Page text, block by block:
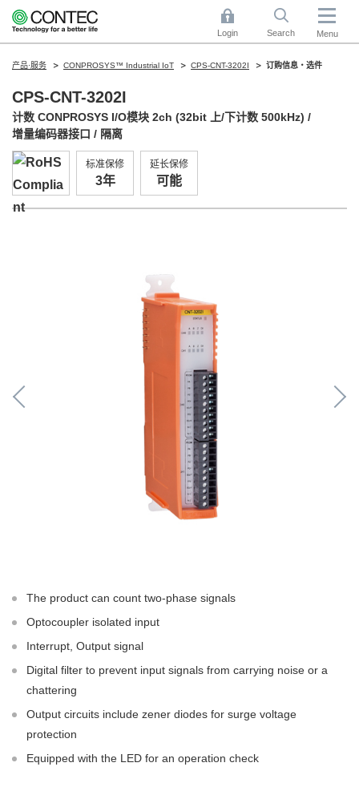
Login Search Menu
产品·服务 CONPROSYS™ Industrial IoT CPS-CNT-3202I 订购信息・选件
CPS-CNT-3202I
计数 CONPROSYS I/O模块 2ch (32bit 上/下计数 500kHz) /
增量编码器接口 / 隔离
标准保修
3年
延长保修
可能
The product can count two-phase signals
Optocoupler isolated input
Interrupt, Output signal
Digital filter to prevent input signals from carrying noise or a
chattering
Output circuits include zener diodes for surge voltage
protection
Equipped with the LED for an operation check